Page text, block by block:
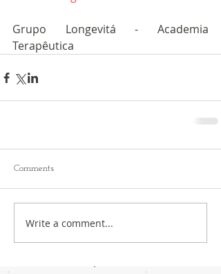
Grupo Longevitá - Academia
Terapêutica
Comments
Write a comment...